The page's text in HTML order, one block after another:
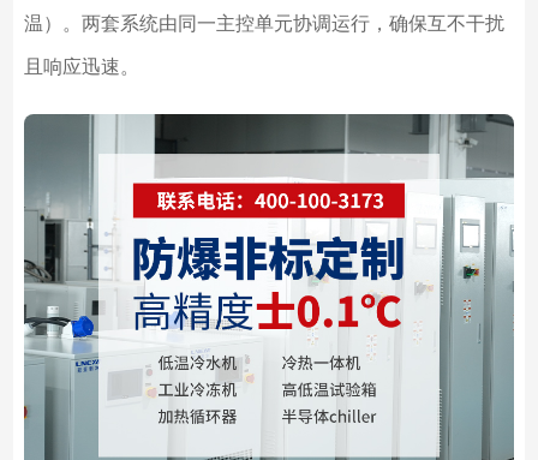
温）。两套系统由同一主控单元协调运行，确保互不干扰
且响应迅速。